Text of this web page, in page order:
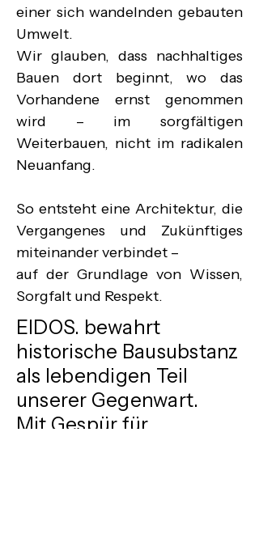
einer sich wandelnden gebauten
Umwelt.
Wir glauben, dass nachhaltiges
Bauen dort beginnt, wo das
Vorhandene ernst genommen
wird – im sorgfältigen
Weiterbauen, nicht im radikalen
Neuanfang.
So entsteht eine Architektur, die
Vergangenes und Zukünftiges
miteinander verbindet –
auf der Grundlage von Wissen,
Sorgfalt und Respekt.
EIDOS. bewahrt
historische Bausubstanz
als lebendigen Teil
unserer Gegenwart.
Mit Gespür für